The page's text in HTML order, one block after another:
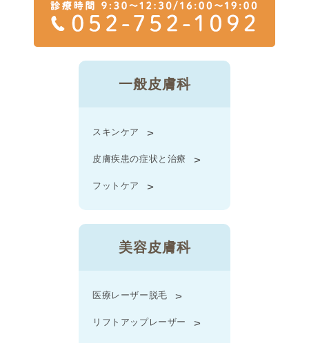
一般皮膚科
スキンケア
皮膚疾患の症状と治療
フットケア
美容皮膚科
医療レーザー脱毛
リフトアップレーザー